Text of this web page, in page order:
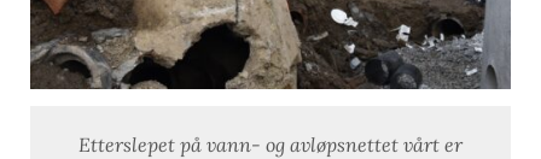
Etterslepet på vann- og avløpsnettet vårt er